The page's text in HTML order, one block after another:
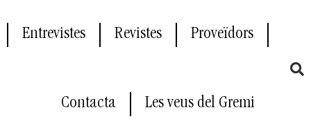
Entrevistes Revistes Proveïdors
Contacta Les veus del Gremi